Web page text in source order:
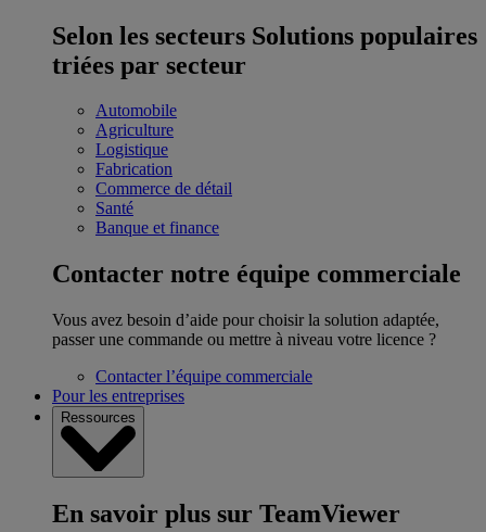
Selon les secteurs Solutions populaires
triées par secteur
Automobile
Agriculture
Logistique
Fabrication
Commerce de détail
Santé
Banque et finance
Contacter notre équipe commerciale
Vous avez besoin d’aide pour choisir la solution adaptée,
passer une commande ou mettre à niveau votre licence ?
Contacter l’équipe commerciale
Pour les entreprises
Ressources
En savoir plus sur TeamViewer